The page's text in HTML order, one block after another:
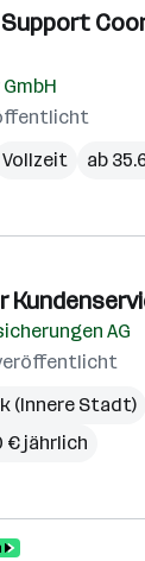
Vollzeit ab
AG
(Innere Stadt)
€ jährlich